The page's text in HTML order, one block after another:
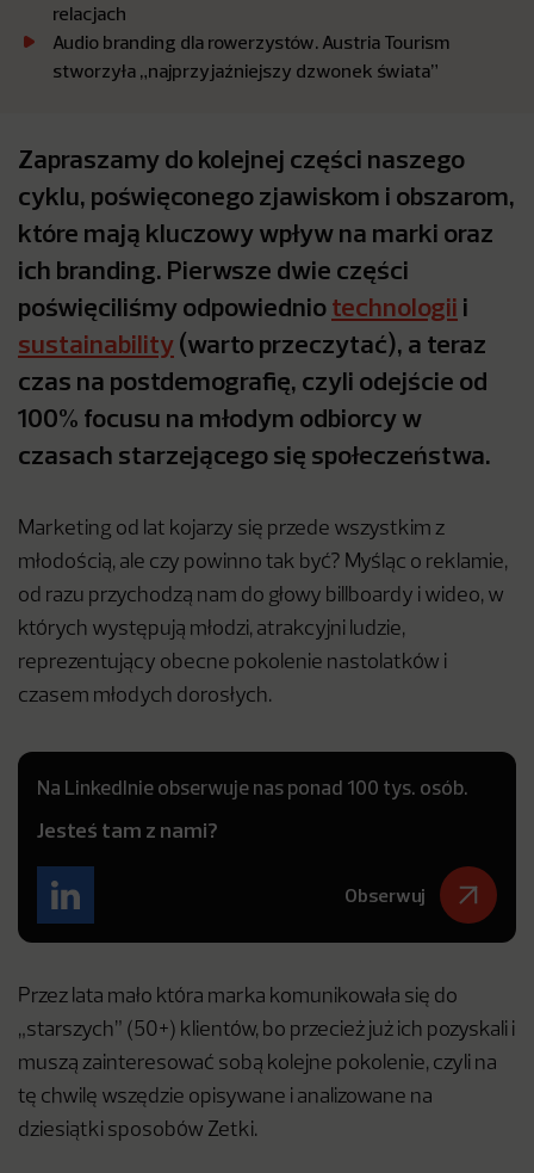
relacjach
Audio branding dla rowerzystów. Austria Tourism
stworzyła „najprzyjaźniejszy dzwonek świata”
Zapraszamy do kolejnej części naszego
cyklu, poświęconego zjawiskom i obszarom,
które mają kluczowy wpływ na marki oraz
ich branding. Pierwsze dwie części
poświęciliśmy odpowiedniotechnologii i
sustainability(warto przeczytać), a teraz
czas na postdemografię, czyli odejście od
100% focusu na młodym odbiorcy w
czasach starzejącego się społeczeństwa.
Marketing od lat kojarzy się przede wszystkim z
młodością, ale czy powinno tak być? Myśląc o reklamie,
od razu przychodzą nam do głowy billboardy i wideo, w
których występują młodzi, atrakcyjni ludzie,
reprezentujący obecne pokolenie nastolatków i
czasem młodych dorosłych.
Na LinkedInie obserwuje nas ponad 100 tys. osób.
Jesteś tam z nami?
Obserwuj
Przez lata mało która marka komunikowała się do
„starszych” (50+) klientów, bo przecież już ich pozyskali i
muszą zainteresować sobą kolejne pokolenie, czyli na
tę chwilę wszędzie opisywane i analizowane na
dziesiątki sposobów Zetki.